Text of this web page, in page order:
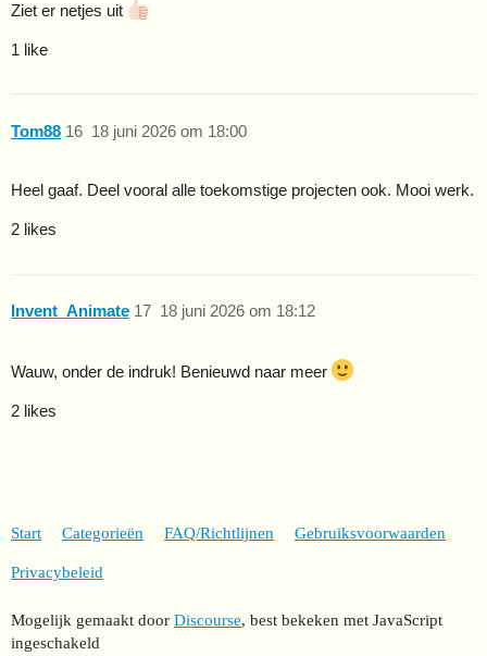
Ziet er netjes uit
1 like
Tom88 18 juni 2026 om 18:00
16
Heel gaaf. Deel vooral alle toekomstige projecten ook. Mooi werk.
2 likes
Invent_Animate 18 juni 2026 om 18:12
17
Wauw, onder de indruk! Benieuwd naar meer
2 likes
Start Categorieën FAQ/Richtlijnen Gebruiksvoorwaarden
Privacybeleid
Mogelijk gemaakt door Discourse, best bekeken met JavaScript
ingeschakeld